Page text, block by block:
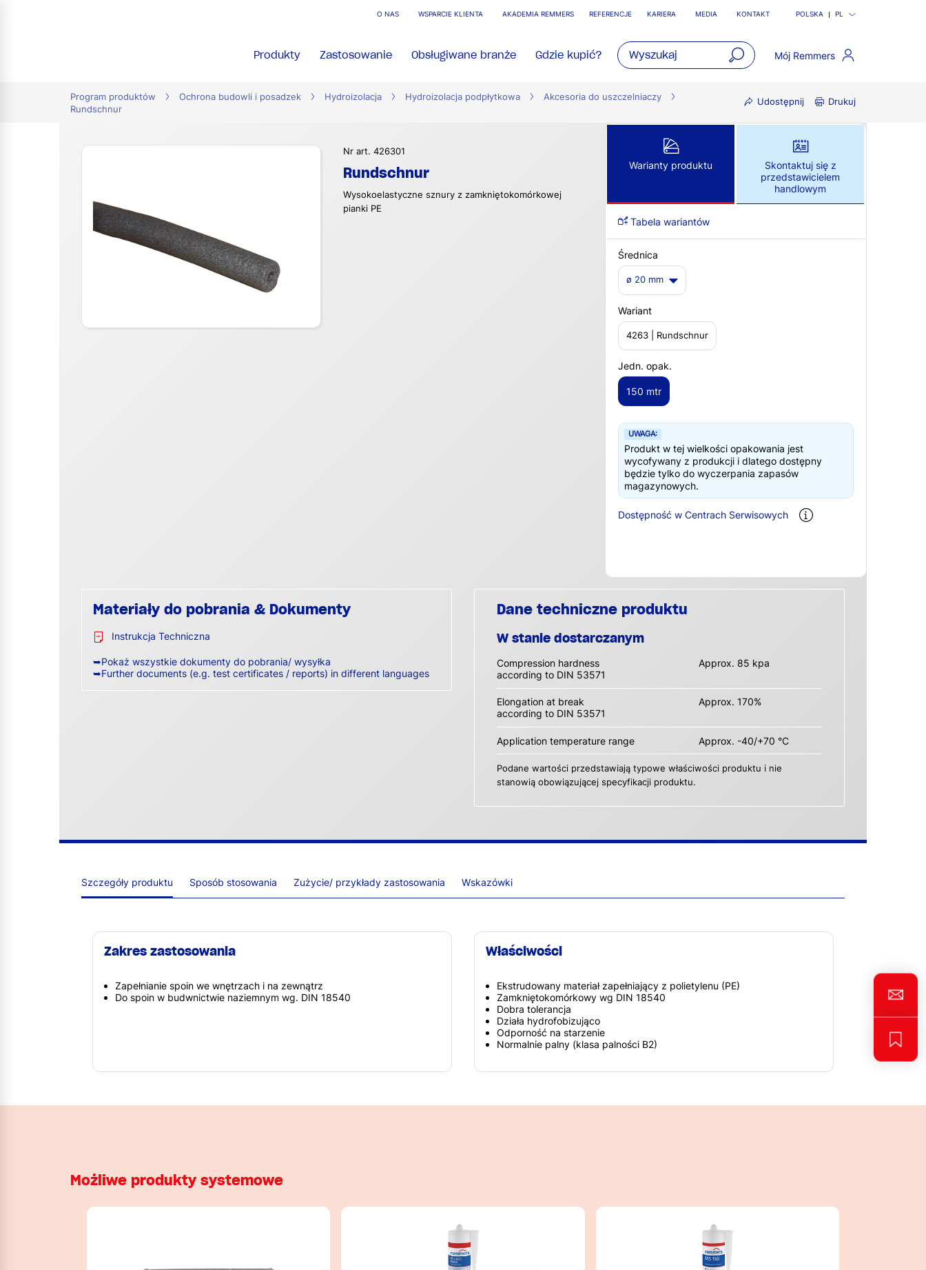
O NAS WSPARCIE KLIENTA AKADEMIA REMMERS REFERENCJE KARIERA MEDIA KONTAKT POLSKA PL
Produkty Zastosowanie Obsługiwane branże Gdzie kupić? Mój Remmers
Program produktów Ochrona budowli i posadzek Hydroizolacja Hydroizolacja podpłytkowa
Akcesoria do uszczelniaczy
Rundschnur
Udostępnij Drukuj
Nr art. 426301
Rundschnur
Wysokoelastyczne sznury z zamkniętokomórkowej
pianki PE
Warianty produktu
Skontaktuj się z
przedstawicielem
handlowym
Tabela wariantów
Średnica
ø 20 mm
Wariant
4263 | Rundschnur
Jedn. opak.
150 mtr
UWAGA:
Produkt w tej wielkości opakowania jest
wycofywany z produkcji i dlatego dostępny
będzie tylko do wyczerpania zapasów
magazynowych.
Dostępność w Centrach Serwisowych
Materiały do pobrania & Dokumenty
Instrukcja Techniczna
➥Pokaż wszystkie dokumenty do pobrania/ wysyłka
➥Further documents (e.g. test certificates / reports) in different languages
Dane techniczne produktu
W stanie dostarczanym
Compression hardness
according to DIN 53571
Approx. 85 kpa
Elongation at break
according to DIN 53571
Approx. 170%
Application temperature range Approx. -40/+70 °C
Podane wartości przedstawiają typowe właściwości produktu i nie
stanowią obowiązującej specyfikacji produktu.
Szczegóły produktu Sposób stosowania Zużycie/ przykłady zastosowania Wskazówki
Zakres zastosowania
Zapełnianie spoin we wnętrzach i na zewnątrz
Do spoin w budwnictwie naziemnym wg. DIN 18540
Właściwości
Ekstrudowany materiał zapełniający z polietylenu (PE)
Zamkniętokomórkowy wg DIN 18540
Dobra tolerancja
Działa hydrofobizująco
Odporność na starzenie
Normalnie palny (klasa palności B2)
Możliwe produkty systemowe